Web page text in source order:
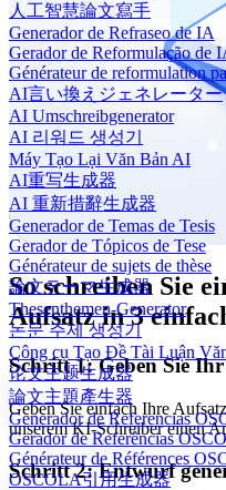
人工智慧論文寫手
Generador de Refraseo de IA
Gerador de Reformulação de
Générateur de reformulation
AI言い換えジェネレーター
AI Umschreibgenerator
AI 리워드 생성기
Máy Tạo Lại Văn Bản AI
AI重写生成器
AI 重新措辭生成器
Generador de Temas de Tesis
Gerador de Tópicos de Tese
Générateur de sujets de thèse
論文テーマ生成器
Thesenthemen-Generator
논문 주제 생성기
Công cụ Tạo Đề Tài Luận
论文主题生成器
論文主題產生器
Generador de Referencias
Gerador de Referências
Générateur de Références
OSCOLA引用生成器
So schreiben Sie
Aufsatz in 3
Schritt 1: Geben Sie
Geben Sie einfach Ihre
unserem KI-Schreiber einen
Schritt 2: Entwurf